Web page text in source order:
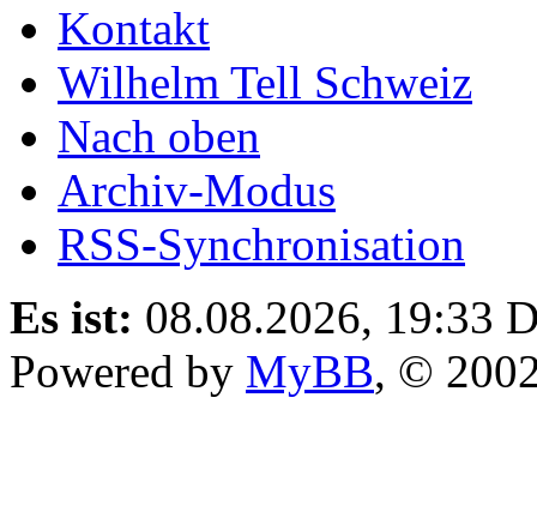
Kontakt
Wilhelm Tell Schweiz
Nach oben
Archiv-Modus
RSS-Synchronisation
Es ist: 08.08.2026, 19:33
Powered by MyBB, ©